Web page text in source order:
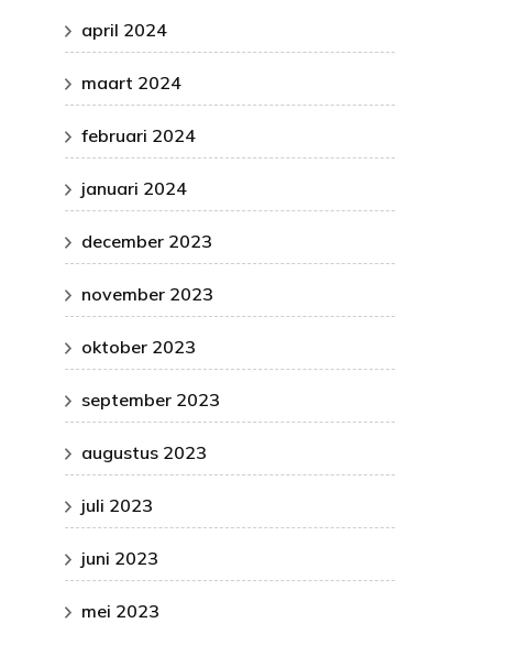
april 2024
maart 2024
februari 2024
januari 2024
december 2023
november 2023
oktober 2023
september 2023
augustus 2023
juli 2023
juni 2023
mei 2023